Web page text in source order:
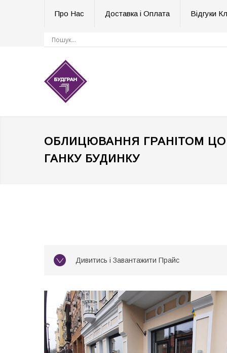
Про Нас Доставка і Оплата Відгуки
ОБЛИЦЮВАННЯ ГРАНІТОМ
ГАНКУ БУДИНКУ
Дивитись і Завантажити Прайс